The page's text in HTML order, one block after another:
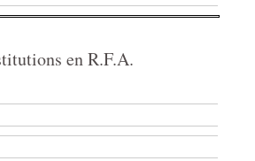
en R.F.A.